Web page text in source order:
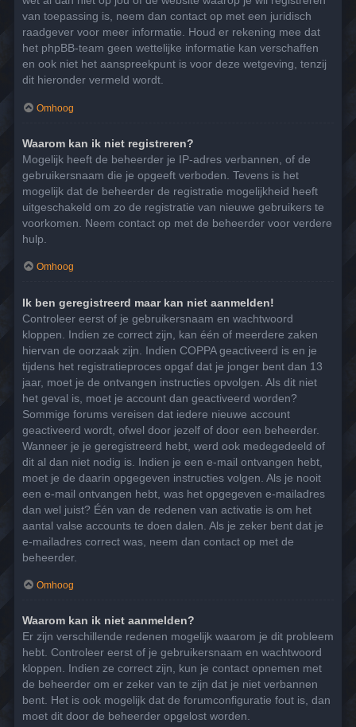
van toepassing is, neem dan contact op met een juridisch
raadgever voor meer informatie. Houd er rekening mee dat
het phpBB-team geen wettelijke informatie kan verschaffen
en ook niet het aanspreekpunt is voor deze wetgeving, tenzij
dit hieronder vermeld wordt.
Omhoog
Waarom kan ik niet registreren?
Mogelijk heeft de beheerder je IP-adres verbannen, of de
gebruikersnaam die je opgeeft verboden. Tevens is het
mogelijk dat de beheerder de registratie mogelijkheid heeft
uitgeschakeld om zo de registratie van nieuwe gebruikers te
voorkomen. Neem contact op met de beheerder voor verdere
hulp.
Omhoog
Ik ben geregistreerd maar kan niet aanmelden!
Controleer eerst of je gebruikersnaam en wachtwoord
kloppen. Indien ze correct zijn, kan één of meerdere zaken
hiervan de oorzaak zijn. Indien COPPA geactiveerd is en je
tijdens het registratieproces opgaf dat je jonger bent dan 13
jaar, moet je de ontvangen instructies opvolgen. Als dit niet
het geval is, moet je account dan geactiveerd worden?
Sommige forums vereisen dat iedere nieuwe account
geactiveerd wordt, ofwel door jezelf of door een beheerder.
Wanneer je je geregistreerd hebt, werd ook medegedeeld of
dit al dan niet nodig is. Indien je een e-mail ontvangen hebt,
moet je de daarin opgegeven instructies volgen. Als je nooit
een e-mail ontvangen hebt, was het opgegeven e-mailadres
dan wel juist? Één van de redenen van activatie is om het
aantal valse accounts te doen dalen. Als je zeker bent dat je
e-mailadres correct was, neem dan contact op met de
beheerder.
Omhoog
Waarom kan ik niet aanmelden?
Er zijn verschillende redenen mogelijk waarom je dit probleem
hebt. Controleer eerst of je gebruikersnaam en wachtwoord
kloppen. Indien ze correct zijn, kun je contact opnemen met
de beheerder om er zeker van te zijn dat je niet verbannen
bent. Het is ook mogelijk dat de forumconfiguratie fout is, dan
moet dit door de beheerder opgelost worden.